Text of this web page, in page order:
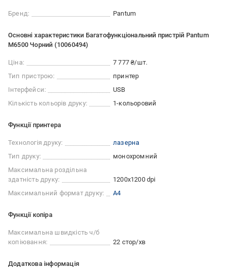
Бренд: Pantum
Основні характеристики Багатофункціональний пристрій Pantum
M6500 Чорний (10060494)
Ціна:
7 777 ₴/шт.
Тип пристрою:
принтер
Інтерфейси:
USB
Кількість кольорів друку:
1-кольоровий
Функції принтера
Технологія друку:
лазерна
Тип друку:
монохромний
Максимальна роздільна
здатність друку:
1200x1200 dpi
Максимальний формат друку:
А4
Функції копіра
Максимальна швидкість ч/б
копіювання:
22 стор/хв
Додаткова інформація